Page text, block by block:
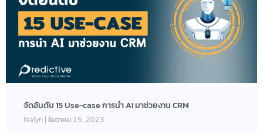
จัดอันดับ 15 Use-case การนำ AI มาช่วยงาน CRM
Nalyn ธันวาคม 15, 2023